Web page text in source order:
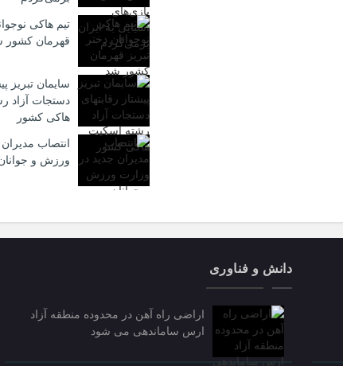
تیم هاکی
قهرمان کشور
سایمان تبریز
دستجات آزاد
هاکی کشور
انتصاب
ورزش و
دانش و فناوری
اراضی راه آهن در محدوده منطقه آزاد
ارس ساماندهی می شود